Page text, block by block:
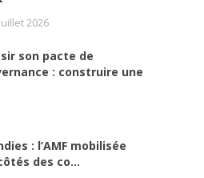
2026
son pacte de
: construire une
: l’AMF mobilisée
des co...